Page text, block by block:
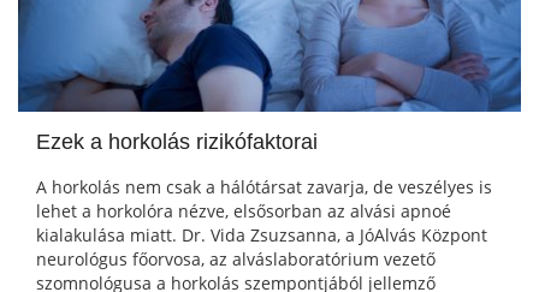
Ezek a horkolás rizikófaktorai
A horkolás nem csak a hálótársat zavarja, de veszélyes is
lehet a horkolóra nézve, elsősorban az alvási apnoé
kialakulása miatt. Dr. Vida Zsuzsanna, a JóAlvás Központ
neurológus főorvosa, az alváslaboratórium vezető
szomnológusa a horkolás szempontjából jellemző